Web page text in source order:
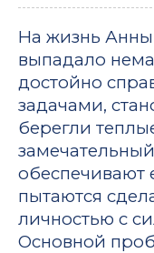
На жизнь Анны
выпадало
достойно
задачами,
берегли
обеспечивают
пытаются
личностью с
Основной